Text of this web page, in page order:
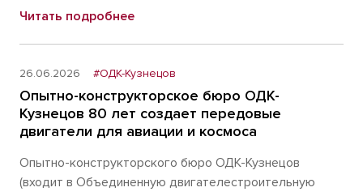
Читать подробнее
26.06.2026 #ОДК-Кузнецов
Опытно-конструкторское бюро ОДК-
Кузнецов 80 лет создает передовые
двигатели для авиации и космоса
Опытно-конструкторского бюро ОДК-Кузнецов
(входит в Объединенную двигателестроительную